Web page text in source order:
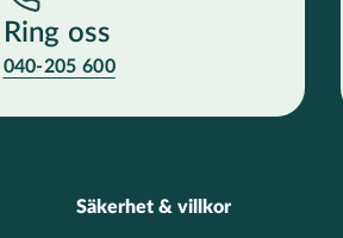
Ring oss
040-205 600
Säkerhet & villkor